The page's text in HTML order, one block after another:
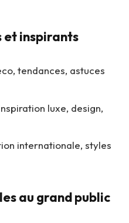
et inspirants
tendances, astuces
luxe, design,
internationale, styles
au grand public